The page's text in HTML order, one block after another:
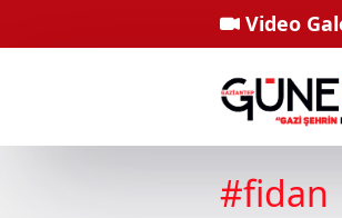
Video
#fidan